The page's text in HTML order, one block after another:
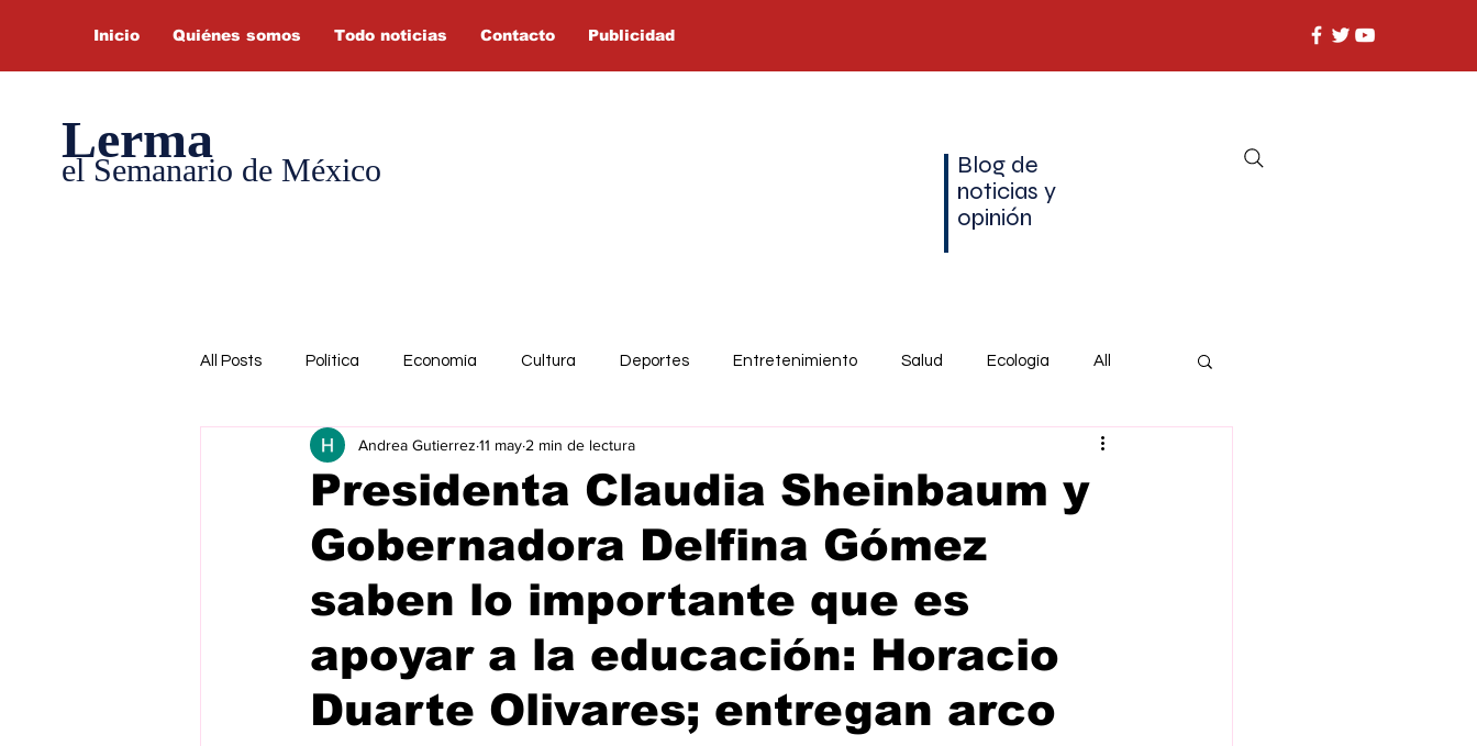
Inicio Quiénes somos Todo noticias Contacto Publicidad
Lerma
el Semanario de México
Blog de
noticias y
opinión
All Posts Política Economía Cultura Deportes Entretenimiento Salud Ecología All
Presidenta Claudia Sheinbaum y
Gobernadora Delfina Gómez
saben lo importante que es
apoyar a la educación: Horacio
Duarte Olivares; entregan arco
Andrea Gutierrez 11 may 2 min de lectura